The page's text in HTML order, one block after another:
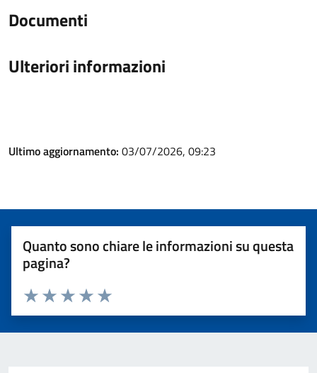
Documenti
Ulteriori informazioni
Ultimo aggiornamento: 03/07/2026, 09:23
Quanto sono chiare le informazioni su questa
pagina?
Valuta 5 stelle su 5
Valuta 4 stelle su 5
Valuta 3 stelle su 5
Valuta 2 stelle su 5
Valuta 1 stelle su 5